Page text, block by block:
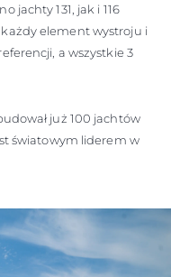
jachty 131, jak i 116
element wystroju i
a wszystkie 3
już 100 jachtów
światowym liderem w